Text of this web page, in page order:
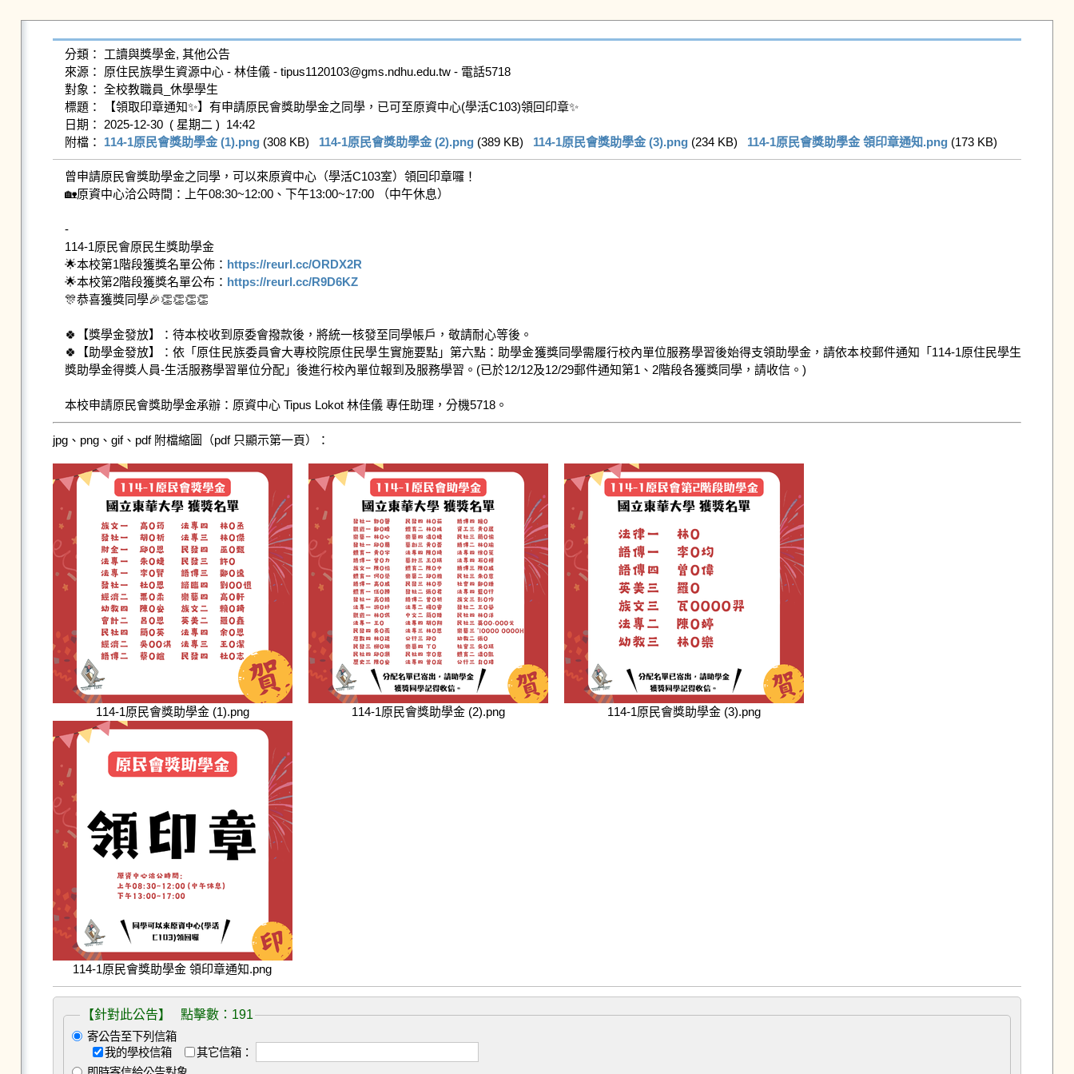
分類： 工讀與獎學金, 其他公告
來源： 原住民族學生資源中心 - 林佳儀 - tipus1120103@gms.ndhu.edu.tw - 電話5718
對象： 全校教職員_休學學生
標題： 【領取印章通知✨】有申請原民會獎助學金之同學，已可至原資中心(學活C103)領回印章✨
日期： 2025-12-30  ( 星期二 )  14:42
附檔： 114-1原民會獎助學金 (1).png (308 KB) 114-1原民會獎助學金 (2).png (389 KB) 114-1原民會獎助學金 (3).png (234 KB) 114-1原民會獎助學金 領印章通知.png (173 KB)
曾申請原民會獎助學金之同學，可以來原資中心（學活C103室）領回印章囉！
🏡原資中心洽公時間：上午08:30~12:00、下午13:00~17:00 （中午休息）
-
114-1原民會原民生獎助學金
🌟本校第1階段獲獎名單公佈： https://reurl.cc/ORDX2R
🌟本校第2階段獲獎名單公布： https://reurl.cc/R9D6KZ
🎊恭喜獲獎同學🎉👏👏👏👏
🍀【獎學金發放】：待本校收到原委會撥款後，將統一核發至同學帳戶，敬請耐心等後。
🍀【助學金發放】：依「原住民族委員會大專校院原住民學生實施要點」第六點：助學金獲獎同學需履行校內單位服務學習後始得支領助學金，請依本校郵件通知「114-1原住民學生
獎助學金得獎人員-生活服務學習單位分配」後進行校內單位報到及服務學習。(已於12/12及12/29郵件通知第1、2階段各獲獎同學，請收信。)
本校申請原民會獎助學金承辦：原資中心 Tipus Lokot 林佳儀 專任助理，分機5718。
jpg、png、gif、pdf 附檔縮圖（pdf 只顯示第一頁）：
114-1原民會獎助學金 (1).png 114-1原民會獎助學金 (2).png 114-1原民會獎助學金 (3).png
114-1原民會獎助學金 領印章通知.png
【針對此公告】 點擊數：191
寄公告至下列信箱
我的學校信箱
其它信箱：